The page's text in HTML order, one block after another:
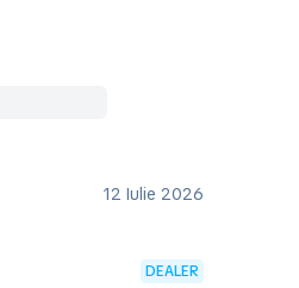
12 Iulie 2026
DEALER